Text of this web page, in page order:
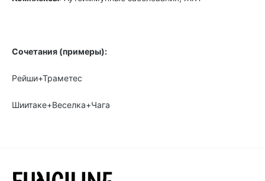
Сочетания (примеры):
Рейши+Траметес
Шиитаке+Веселка+Чага